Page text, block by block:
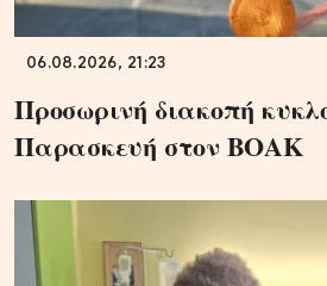
06.08.2026, 21:23
Προσωρινή διακοπή
Παρασκευή στον ΒΟΑΚ